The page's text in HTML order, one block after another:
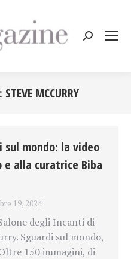
Cerca:
STEVE MCCURRY
sul mondo: la video
alla curatrice Biba
19, 2024
degli Incanti di
Sguardi sul mondo,
150 immagini, di